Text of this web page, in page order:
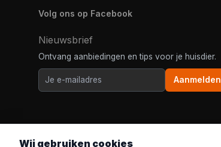
Volg ons op Facebook
Nieuwsbrief
Ontvang aanbiedingen en tips voor je huisdier.
Aanmelden
Wij gebruiken cookies